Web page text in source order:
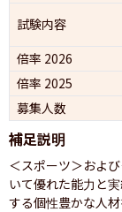
試験内容
倍率 2026
倍率 2025
募集人数
補足説明
＜スポーツ＞およ
いて優れた能力と
する個性豊かな人